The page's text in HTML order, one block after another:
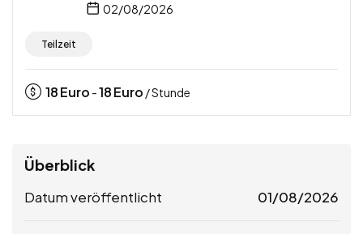
02/08/2026
Teilzeit
18Euro -18Euro / Stunde
Überblick
Datum veröffentlicht 01/08/2026